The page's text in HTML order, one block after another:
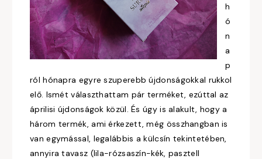
h
ó
n
a
p
ról hónapra egyre szuperebb újdonságokkal rukkol
elő. Ismét választhattam pár terméket, ezúttal az
áprilisi újdonságok közül. És úgy is alakult, hogy a
három termék, ami érkezett, még összhangban is
van egymással, legalábbis a külcsín tekintetében,
annyira tavasz (lila-rózsaszín-kék, pasztell